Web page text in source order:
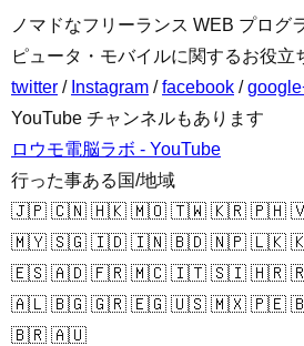
ノマドなフリーランス WEB プログ
ピュータ・モバイルに関するお役立
twitter / Instagram /facebook /
YouTube チャンネルもあります
ロウモ電脳ラボ - YouTube
行った事ある国/地域
🇯🇵 🇨🇳 🇭🇰 🇲🇴 🇹🇼 🇰🇷 🇵🇭
🇲🇾 🇸🇬 🇮🇩 🇮🇳 🇧🇩 🇳🇵 🇱🇰
🇪🇸 🇦🇩 🇫🇷 🇲🇨 🇮🇹 🇸🇮 🇭🇷
🇦🇱 🇧🇬 🇬🇷 🇪🇬 🇺🇸 🇲🇽 🇵🇪
🇧🇷 🇦🇺